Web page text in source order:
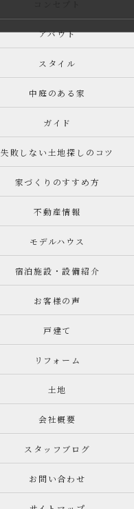
アバウト
スタイル
中庭のある家
ガイド
失敗しない土地探しのコツ
家づくりのすすめ方
不動産情報
モデルハウス
宿泊施設・設備紹介
お客様の声
戸建て
リフォーム
土地
会社概要
スタッフブログ
お問い合わせ